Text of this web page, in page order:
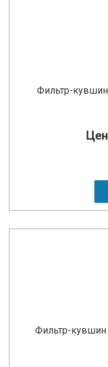
Фильтр-кувшин
Фильтр-кувшин